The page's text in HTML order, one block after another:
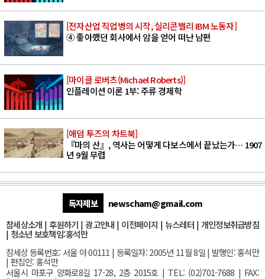
[전자산업 직업병의 시작, 실리콘밸리 IBM 노동자]
④ 좋아했던 회사에서 암을 얻어 떠난 남편
[마이클 로버츠(Michael Roberts)]
인플레이션 이론 1부: 주류 경제학
[애덤 투즈의 차트북]
『마의 산』, 역사는 어떻게 다보스에서 끝났는가… 1907
년 9월 무렵
독자제보
newscham@gmail.com
참세상소개 | 후원하기 |광고안내 | 이전페이지 | 뉴스레터| 개인정보취급방침
| 청소년 보호책임:홍석만
참세상 등록번호: 서울 아 00111 | 등록일자: 2005년 11월 8일 | 발행인: 홍석만
| 편집인: 홍석만
서울시 마포구 양화로8길 17-28, 2층 2015호| TEL: (02)701-7688 | FAX: